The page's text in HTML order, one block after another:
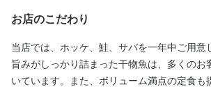
スタッフB
月に2回のシフト提出があるので、仕事とプ
みやすいです！
学校の研修で1カ月近くお休みをいただきま
てくださって感謝です。
お店のこだわり
当店では、ホッケ、鮭、サバを一年中ご用意
旨みがしっかり詰まった干物魚は、多くのお
いています。また、ボリューム満点の定食も
仕事内容
お客様のご案内、オーダー取り、配膳、メニ
成など、多様な業務をお任せします。業務に
業務も担当していただきます。